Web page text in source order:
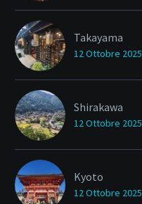
Takayama
12 Ottobre 2025
Shirakawa
12 Ottobre 2025
Kyoto
12 Ottobre 2025